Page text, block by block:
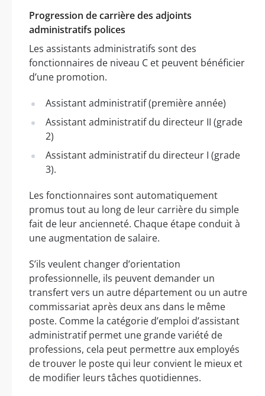
Progression de carrière des adjoints
administratifs polices
Les assistants administratifs sont des
fonctionnaires de niveau C et peuvent bénéficier
d’une promotion.
Assistant administratif (première année)
Assistant administratif du directeur II (grade
2)
Assistant administratif du directeur I (grade
3).
Les fonctionnaires sont automatiquement
promus tout au long de leur carrière du simple
fait de leur ancienneté. Chaque étape conduit à
une augmentation de salaire.
S’ils veulent changer d’orientation
professionnelle, ils peuvent demander un
transfert vers un autre département ou un autre
commissariat après deux ans dans le même
poste. Comme la catégorie d’emploi d’assistant
administratif permet une grande variété de
professions, cela peut permettre aux employés
de trouver le poste qui leur convient le mieux et
de modifier leurs tâches quotidiennes.